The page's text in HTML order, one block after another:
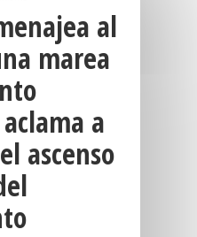
al
marea
a
ascenso